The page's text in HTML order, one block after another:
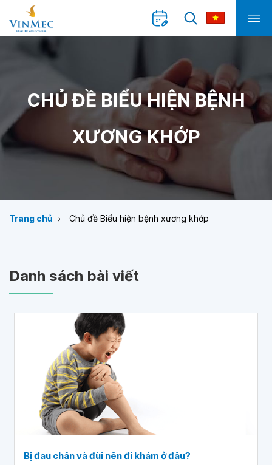
CHỦ ĐỀ BIỂU HIỆN BỆNH
XƯƠNG KHỚP
Trang chủ Chủ đề Biểu hiện bệnh xương khớp
Danh sách bài viết
Bị đau chân và đùi nên đi khám ở đâu?